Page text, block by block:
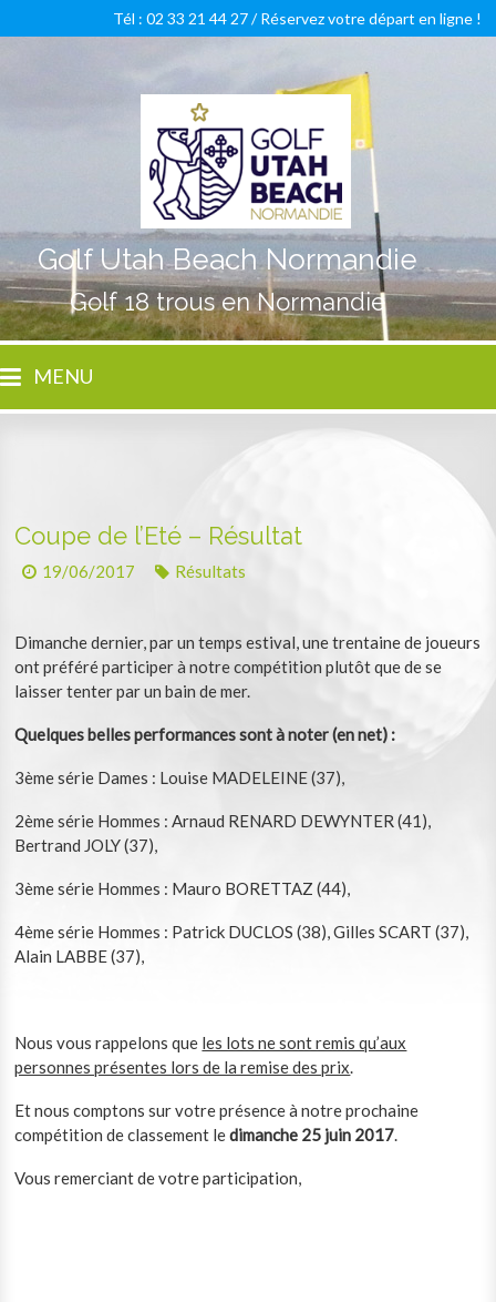
Golf Utah Beach Normandie
Golf 18 trous en Normandie
Tél : 02 33 21 44 27 /Réservez votre départ en ligne !
MENU
Coupe de l’Eté – Résultat
19/06/2017 Résultats
Dimanche dernier, par un temps estival, une trentaine de joueurs
ont préféré participer à notre compétition plutôt que de se
laisser tenter par un bain de mer.
Quelques belles performances sont à noter (en net) :
3ème série Dames : Louise MADELEINE (37),
2ème série Hommes : Arnaud RENARD DEWYNTER (41),
Bertrand JOLY (37),
3ème série Hommes : Mauro BORETTAZ (44),
4ème série Hommes : Patrick DUCLOS (38), Gilles SCART (37),
Alain LABBE (37),
Nous vous rappelons que les lots ne sont remis qu’aux
personnes présentes lors de la remise des prix.
Et nous comptons sur votre présence à notre prochaine
compétition de classement ledimanche 25 juin 2017.
Vous remerciant de votre participation,